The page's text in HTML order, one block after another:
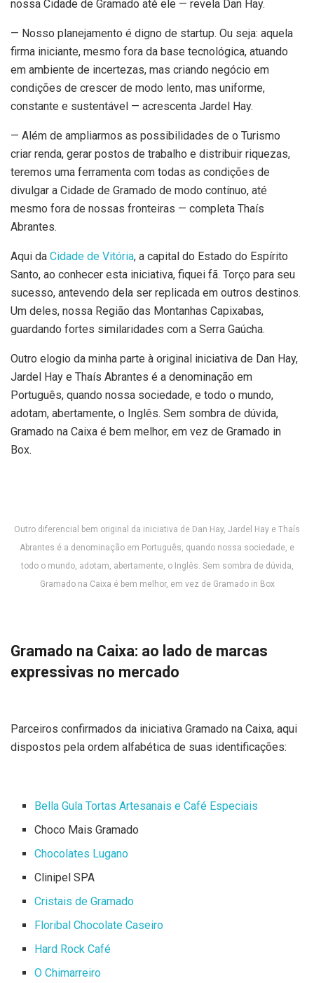
nossa Cidade de Gramado até ele — revela Dan Hay.
— Nosso planejamento é digno de startup. Ou seja: aquela
firma iniciante, mesmo fora da base tecnológica, atuando
em ambiente de incertezas, mas criando negócio em
condições de crescer de modo lento, mas uniforme,
constante e sustentável — acrescenta Jardel Hay.
— Além de ampliarmos as possibilidades de o Turismo
criar renda, gerar postos de trabalho e distribuir riquezas,
teremos uma ferramenta com todas as condições de
divulgar a Cidade de Gramado de modo contínuo, até
mesmo fora de nossas fronteiras — completa Thaís
Abrantes.
Aqui da Cidade de Vitória, a capital do Estado do Espírito
Santo, ao conhecer esta iniciativa, fiquei fã. Torço para seu
sucesso, antevendo dela ser replicada em outros destinos.
Um deles, nossa Região das Montanhas Capixabas,
guardando fortes similaridades com a Serra Gaúcha.
Outro elogio da minha parte à original iniciativa de Dan Hay,
Jardel Hay e Thaís Abrantes é a denominação em
Português, quando nossa sociedade, e todo o mundo,
adotam, abertamente, o Inglês. Sem sombra de dúvida,
Gramado na Caixa é bem melhor, em vez de Gramado in
Box.
Outro diferencial bem original da iniciativa de Dan Hay, Jardel Hay e Thaís
Abrantes é a denominação em Português, quando nossa sociedade, e
todo o mundo, adotam, abertamente, o Inglês. Sem sombra de dúvida,
Gramado na Caixa é bem melhor, em vez de Gramado in Box
Gramado na Caixa: ao lado de marcas
expressivas no mercado
Parceiros confirmados da iniciativa Gramado na Caixa, aqui
dispostos pela ordem alfabética de suas identificações:
Bella Gula Tortas Artesanais e Café Especiais
Choco Mais Gramado
Chocolates Lugano
Clinipel SPA
Cristais de Gramado
Floribal Chocolate Caseiro
Hard Rock Café
O Chimarreiro